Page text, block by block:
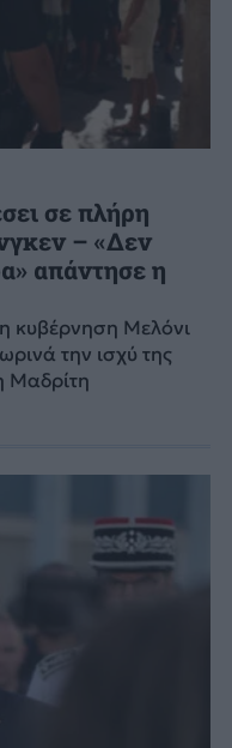
σε πλήρη
– «Δεν
απάντησε η
κυβέρνηση Μελόνι
την ισχύ της
Μαδρίτη